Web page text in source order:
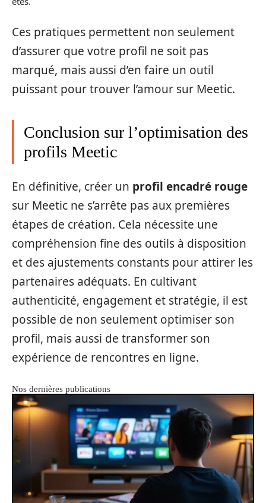
Ces pratiques permettent non seulement
d’assurer que votre profil ne soit pas
marqué, mais aussi d’en faire un outil
puissant pour trouver l’amour sur Meetic.
Conclusion sur l’optimisation des
profils Meetic
En définitive, créer un profil encadré rouge
sur Meetic ne s’arrête pas aux premières
étapes de création. Cela nécessite une
compréhension fine des outils à disposition
et des ajustements constants pour attirer les
partenaires adéquats. En cultivant
authenticité, engagement et stratégie, il est
possible de non seulement optimiser son
profil, mais aussi de transformer son
expérience de rencontres en ligne.
Nos dernières publications